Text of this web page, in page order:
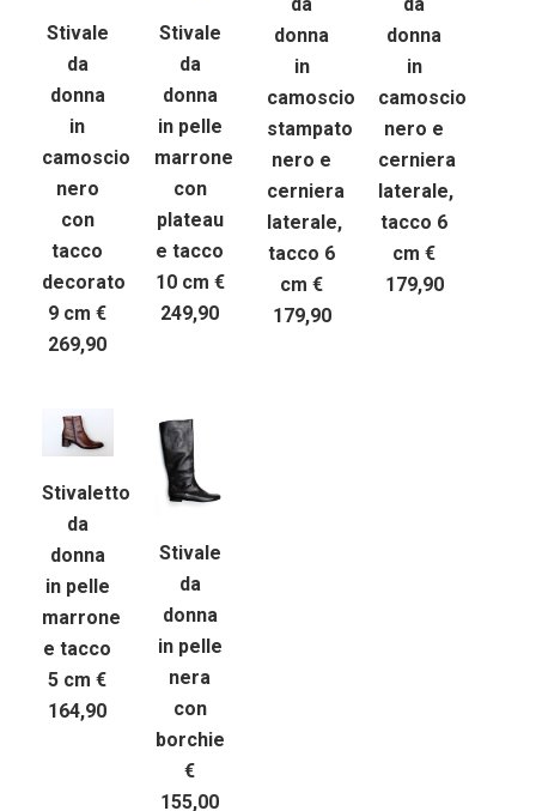
Stivale
da
donna
in
camoscio
nero
con
tacco
decorato
9 cm €
269,90
Stivale
da
donna
in pelle
marrone
con
plateau
e tacco
10 cm €
249,90
da
donna
in
camoscio
stampato
nero e
cerniera
laterale,
tacco 6
cm €
179,90
da
donna
in
camoscio
nero e
cerniera
laterale,
tacco 6
cm €
179,90
Stivaletto
da
donna
in pelle
marrone
e tacco
5 cm €
164,90
Stivale
da
donna
in pelle
nera
con
borchie
€
155,00